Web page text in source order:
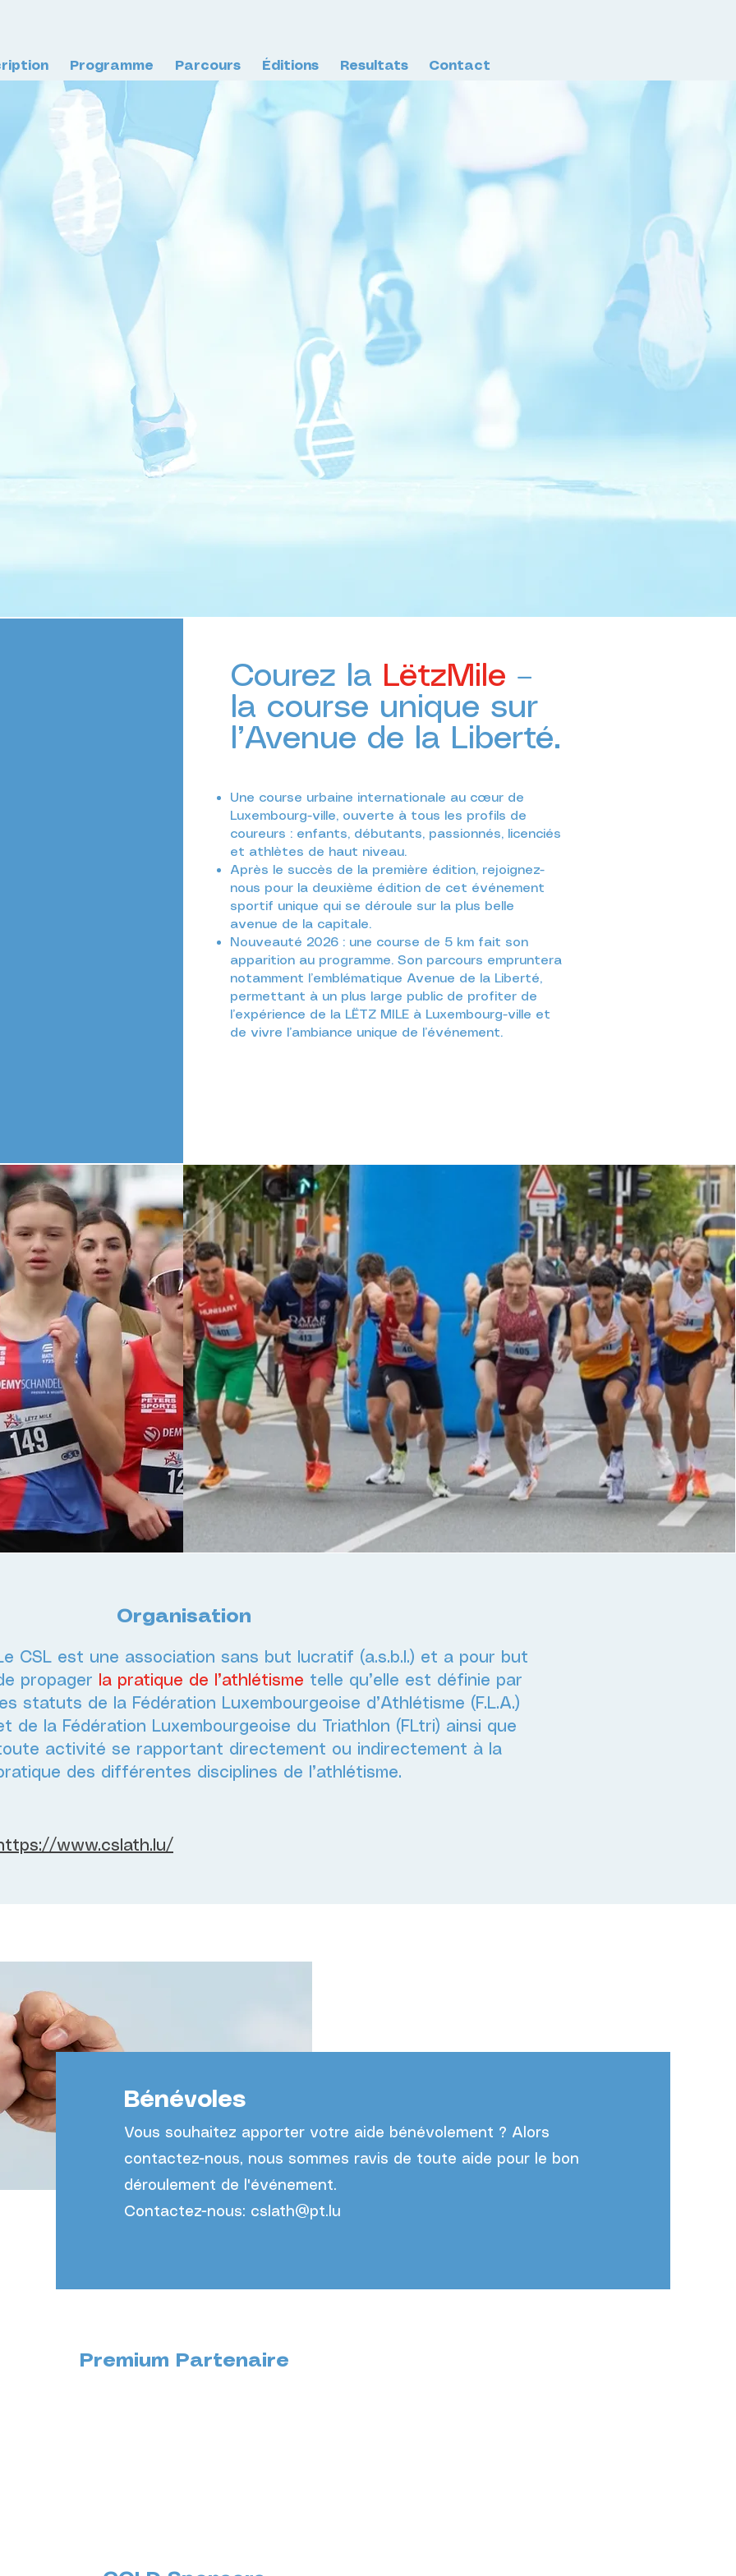
Programme Parcours Éditions Resultats Contact
City Roadmile
Courez la LëtzMile –
la course unique sur
l’Avenue de la Liberté.
Une course urbaine internationale au cœur de
Luxembourg-ville, ouverte à tous les profils de
coureurs : enfants, débutants, passionnés, licenciés
et athlètes de haut niveau.
Après le succès de la première édition, rejoignez-
nous pour la deuxième édition de cet événement
sportif unique qui se déroule sur la plus belle
avenue de la capitale.
Nouveauté 2026 : une course de 5 km fait son
apparition au programme. Son parcours empruntera
notamment l’emblématique Avenue de la Liberté,
permettant à un plus large public de profiter de
l’expérience de la LËTZ MILE à Luxembourg-ville et
de vivre l’ambiance unique de l’événement.
Organisation
CSL est une association sans but lucratif (a.s.b.l.) et a pour but
propager
la pratique de l’athlétisme telle qu’elle est définie par
les statuts de la Fédération Luxembourgeoise d’Athlétisme (F.L.A.)
de la Fédération Luxembourgeoise du Triathlon (FLtri) ainsi que
activité se rapportant directement ou indirectement à la
des différentes disciplines de l’athlétisme.
www.cslath.lu/
Bénévoles
Vous souhaitez apporter votre aide bénévolement ? Alors
contactez-nous, nous sommes ravis de toute aide pour le bon
déroulement de l'événement.
Contactez-nous: cslath@pt.lu
Premium Partenaire